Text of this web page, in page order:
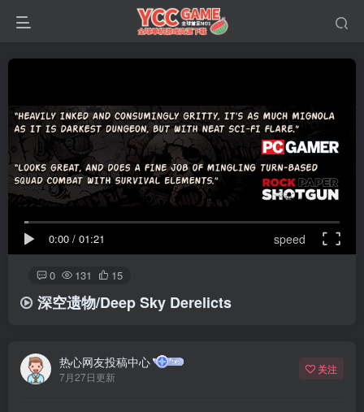
0:00 / 01:21 speed
0 131 15
深空遗物/Deep Sky Derelicts
热心网友投稿中心
7月27日更新
关注